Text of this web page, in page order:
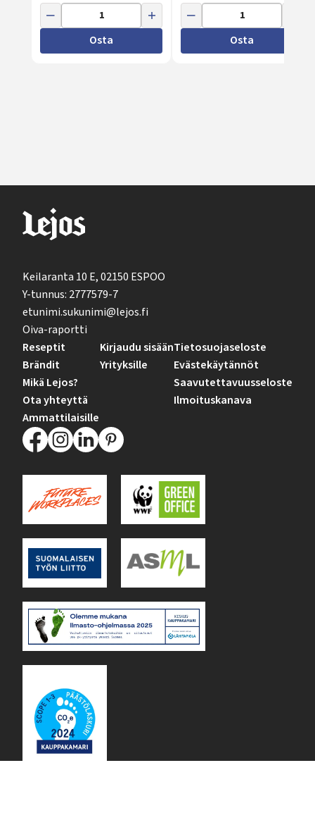
Osta Osta
Keilaranta 10 E, 02150 ESPOO
Y-tunnus: 2777579-7
etunimi.sukunimi@lejos.fi
Oiva-raportti
Reseptit
Brändit
Mikä Lejos?
Ota yhteyttä
Ammattilaisille
Kirjaudu sisään
Yrityksille
Tietosuojaseloste
Evästekäytännöt
Saavutettavuusseloste
Ilmoituskanava